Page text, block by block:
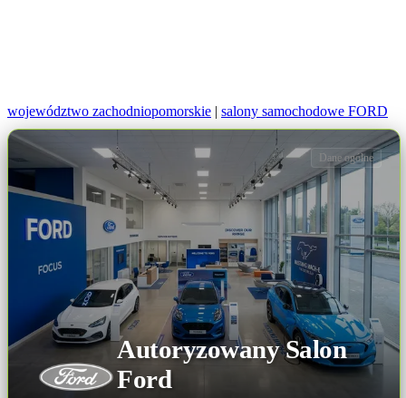
województwo zachodniopomorskie | salony samochodowe FORD
Autoryzowany Salon
Ford
Dane ogólne